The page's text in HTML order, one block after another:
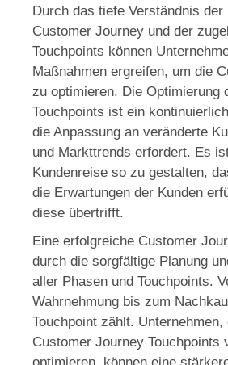
Durch das tiefe Verständnis der
Customer Journey und der
Touchpoints können
Maßnahmen ergreifen, um die
zu optimieren. Die Optimierung
Touchpoints ist ein
die Anpassung an veränderte
und Markttrends erfordert. Es
Kundenreise so zu gestalten,
die Erwartungen der Kunden
diese übertrifft.
Eine erfolgreiche Customer
durch die sorgfältige Planung
aller Phasen und Touchpoints.
Wahrnehmung bis zum
Touchpoint zählt. Unternehmen,
Customer Journey Touchpoints